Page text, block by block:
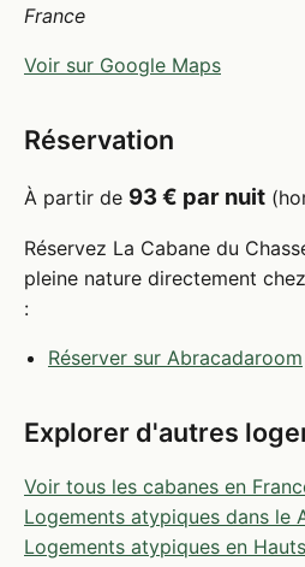
France
Voir sur Google Maps
Réservation
À partir de 93 € par nuit
Réservez La Cabane du
pleine nature directement
:
Réserver sur Abracadaroom
Explorer d'autres
Voir tous les cabanes en
Logements atypiques dans le
Logements atypiques en